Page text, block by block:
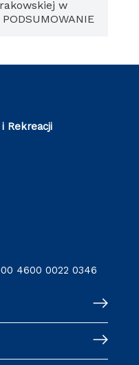
w
Rekreacji
4600 0022 0346